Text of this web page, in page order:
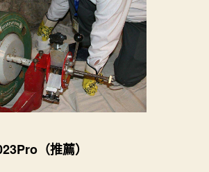
（推薦）